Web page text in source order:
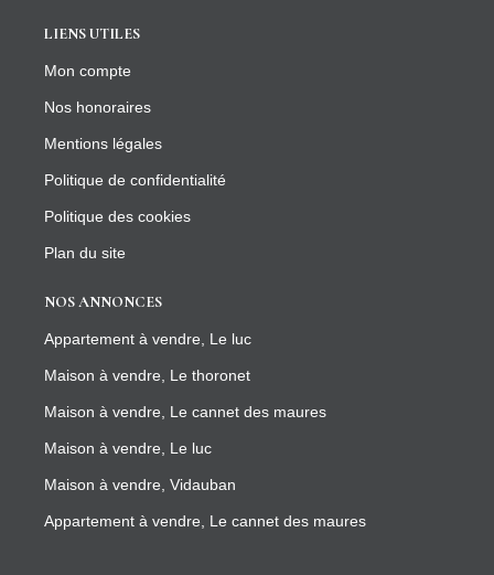
LIENS UTILES
Mon compte
Nos honoraires
Mentions légales
Politique de confidentialité
Politique des cookies
Plan du site
NOS ANNONCES
Appartement à vendre, Le luc
Maison à vendre, Le thoronet
Maison à vendre, Le cannet des maures
Maison à vendre, Le luc
Maison à vendre, Vidauban
Appartement à vendre, Le cannet des maures